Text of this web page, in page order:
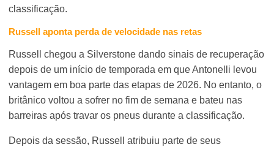
classificação.
Russell aponta perda de velocidade nas retas
Russell chegou a Silverstone dando sinais de recuperação
depois de um início de temporada em que Antonelli levou
vantagem em boa parte das etapas de 2026. No entanto, o
britânico voltou a sofrer no fim de semana e bateu nas
barreiras após travar os pneus durante a classificação.
Depois da sessão, Russell atribuiu parte de seus